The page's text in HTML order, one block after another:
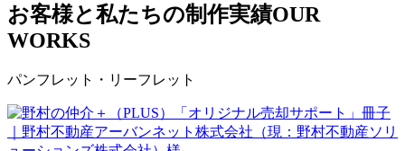
お客様と私たちの制作実績OUR
WORKS
パンフレット・リーフレット